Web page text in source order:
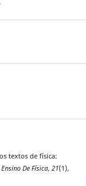
textos de física:
De Física, 21(1),